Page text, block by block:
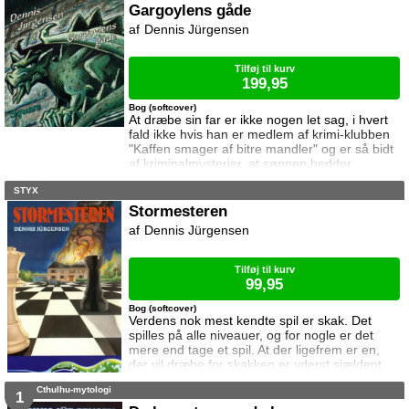
forskelligt fra et offentligt lokum, ejes af den
enormt fede kineser Cai Suong Chang, der
blandt venner går under navnet Kaj. Det er nu
Gargoylens gåde
At dræbe sin far er ikke nogen let sag, i hvert
fald ikke hvis han er medlem af krimi-klubben
"Kaffen smager af bitre mandler" og er så bidt
af kriminalmysterier, at sønnen hedder
Sherlock. Det sætter til stadighed Sherlock grå
perfekte mord på dette geni indenfor logisk
på, da han opdager at en Dr. Divan forsøger
Bog (softcover)
Dennis Jürgensen
Tilføj til kurv
199,95
STYX
Stormesteren
Verdens nok mest kendte spil er skak. Det
spilles på alle niveauer, og for nogle er det
mere end tage et spil. At der ligefrem er en,
der vil dræbe for skakken er yderst sjældent,
men det kunne ske, hvis det stod til forfatteren
Bog (softcover)
Dennis Jürgensen
Tilføj til kurv
99,95
1 Cthulhu-mytologi